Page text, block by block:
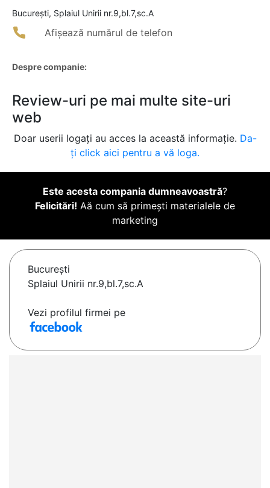
Bucureşti, Splaiul Unirii nr.9,bl.7,sc.A
Afișează numărul de telefon
Despre companie:
Review-uri pe mai multe site-uri
web
Doar userii logați au acces la această informație. Da-
ți click aici pentru a vă loga.
Este acesta compania dumneavoastră?
Felicitări! Aă cum să primești materialele de
marketing
Bucureşti
Splaiul Unirii nr.9,bl.7,sc.A
Vezi profilul firmei pe